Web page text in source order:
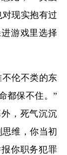
现实抱有过
游戏里选择
伦不类的东
都保不住。”
，死气沉沉
维，你当初
你职务犯罪